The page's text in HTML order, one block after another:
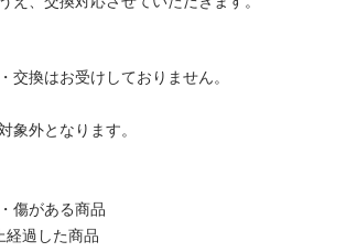
交換はお受けしておりません。
象外となります。
傷がある商品
経過した商品